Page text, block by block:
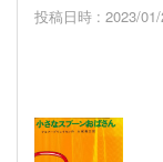
投稿日時 : 2023/